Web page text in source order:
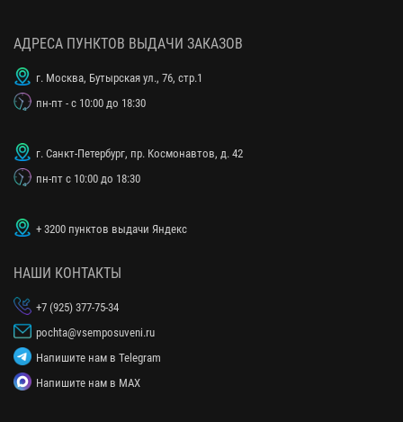
АДРЕСА ПУНКТОВ ВЫДАЧИ ЗАКАЗОВ
г. Москва, Бутырская ул., 76, стр.1
пн-пт - с 10:00 до 18:30
г. Санкт-Петербург, пр. Космонавтов, д. 42
пн-пт с 10:00 до 18:30
+ 3200 пунктов выдачи Яндекс
НАШИ КОНТАКТЫ
+7 (925) 377-75-34
pochta@vsemposuveni.ru
Напишите нам в Telegram
Напишите нам в MAX